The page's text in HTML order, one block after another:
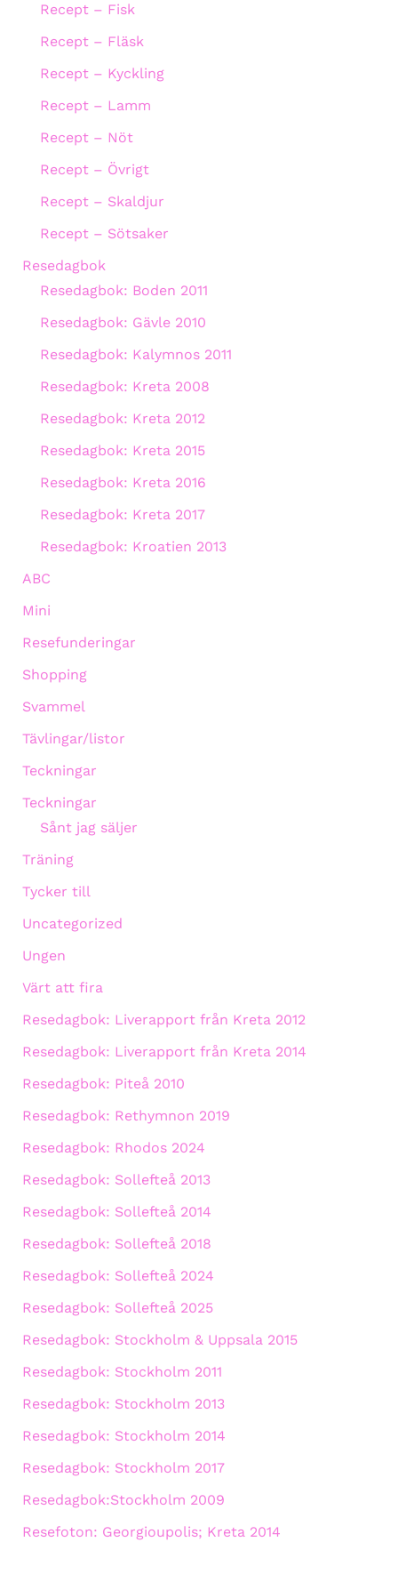
Recept – Fisk
Recept – Fläsk
Recept – Kyckling
Recept – Lamm
Recept – Nöt
Recept – Övrigt
Recept – Skaldjur
Recept – Sötsaker
Resedagbok
Resedagbok: Boden 2011
Resedagbok: Gävle 2010
Resedagbok: Kalymnos 2011
Resedagbok: Kreta 2008
Resedagbok: Kreta 2012
Resedagbok: Kreta 2015
Resedagbok: Kreta 2016
Resedagbok: Kreta 2017
Resedagbok: Kroatien 2013
ABC
Mini
Resefunderingar
Shopping
Svammel
Tävlingar/listor
Teckningar
Teckningar
Sånt jag säljer
Träning
Tycker till
Uncategorized
Ungen
Värt att fira
Resedagbok: Liverapport från Kreta 2012
Resedagbok: Liverapport från Kreta 2014
Resedagbok: Piteå 2010
Resedagbok: Rethymnon 2019
Resedagbok: Rhodos 2024
Resedagbok: Sollefteå 2013
Resedagbok: Sollefteå 2014
Resedagbok: Sollefteå 2018
Resedagbok: Sollefteå 2024
Resedagbok: Sollefteå 2025
Resedagbok: Stockholm & Uppsala 2015
Resedagbok: Stockholm 2011
Resedagbok: Stockholm 2013
Resedagbok: Stockholm 2014
Resedagbok: Stockholm 2017
Resedagbok:Stockholm 2009
Resefoton: Georgioupolis; Kreta 2014